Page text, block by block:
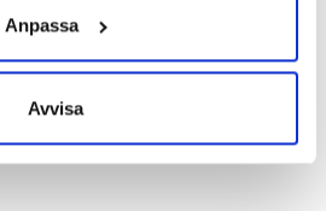
Anpassa
Avvisa